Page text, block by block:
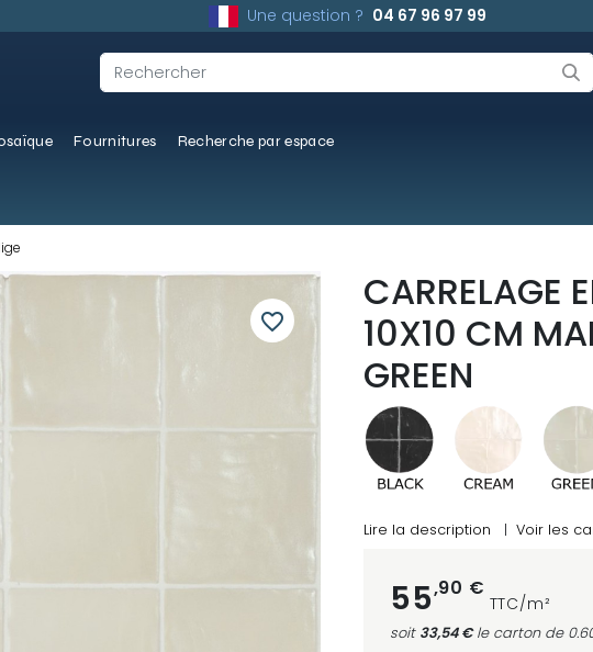
Une question ? 04 67 96 97 99
Fournitures Recherche par espace
favorite_border
CARRELAGE
10X10 CM
GREEN
Lire la description | Voir les
55,90 €
TTC/m²
soit 33,54 €le carton de